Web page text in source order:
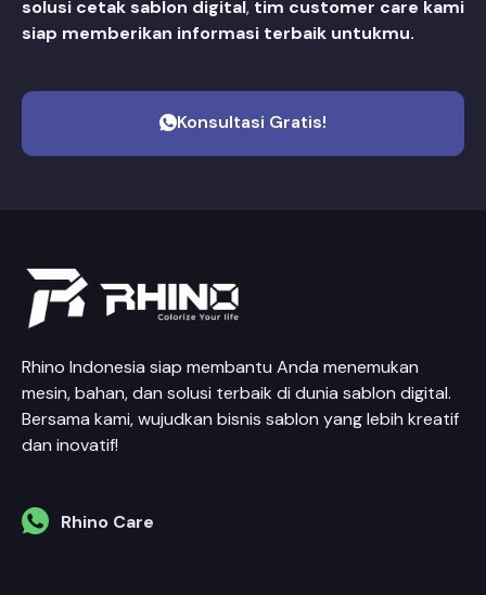
solusi cetak sablon digital, tim customer care kami
siap memberikan informasi terbaik untukmu.
Konsultasi Gratis!
Rhino Indonesia siap membantu Anda menemukan
mesin, bahan, dan solusi terbaik di dunia sablon digital.
Bersama kami, wujudkan bisnis sablon yang lebih kreatif
dan inovatif!
Rhino Care